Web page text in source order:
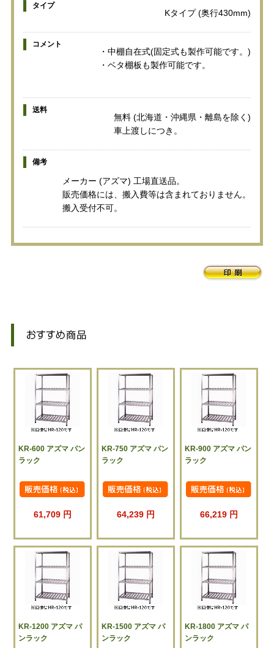
タイプ
Kタイプ (奥行430mm)
コメント
・中棚自在式(固定式も製作可能です。)
・ベタ棚板も製作可能です。
送料
無料 (北海道・沖縄県・離島を除く)
車上渡しにつき。
備考
メーカー (アズマ) 工場直送品。
販売価格には、搬入費等は含まれておりません。
搬入受付不可。
KR-600 アズマ パン
ラック
61,709 円
KR-750 アズマ パン
ラック
64,239 円
KR-900 アズマ パン
ラック
66,219 円
KR-1200 アズマ パ
ンラック
KR-1500 アズマ パ
ンラック
KR-1800 アズマ パ
ンラック